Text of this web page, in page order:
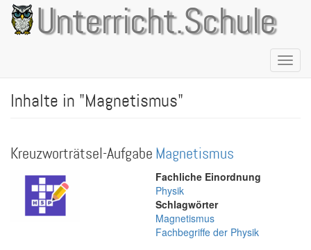
Direkt
zum
Inhalt
Unterricht.Schule
Inhalte in "Magnetismus"
Kreuzworträtsel-Aufgabe Magnetismus
Fachliche Einordnung
Physik
Schlagwörter
Magnetismus
Fachbegriffe der Physik